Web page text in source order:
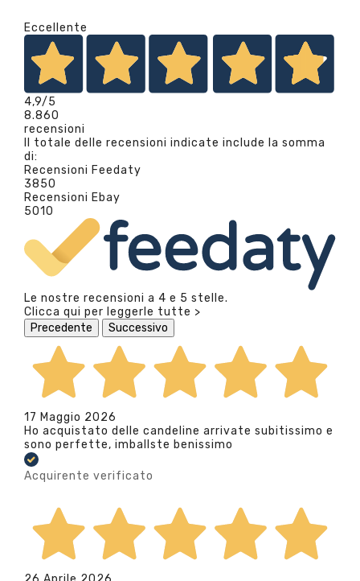
Eccellente
4,9/5
8.860
recensioni
Il totale delle recensioni indicate include la somma
di:
Recensioni Feedaty
3850
Recensioni Ebay
5010
Le nostre recensioni a 4 e 5 stelle.
Clicca qui per leggerle tutte >
Precedente
Successivo
17 Maggio 2026
Ho acquistato delle candeline arrivate subitissimo e
sono perfette, imballste benissimo
Acquirente verificato